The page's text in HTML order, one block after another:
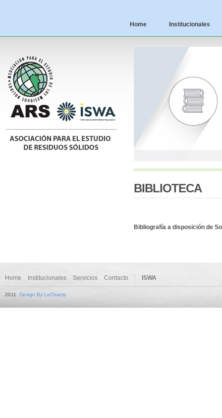
Home Institucionales
BIBLIOTECA
Bibliografía a disposición de
Home Institucionales Servicios Contacto ISWA
2011 Design By LeChamp